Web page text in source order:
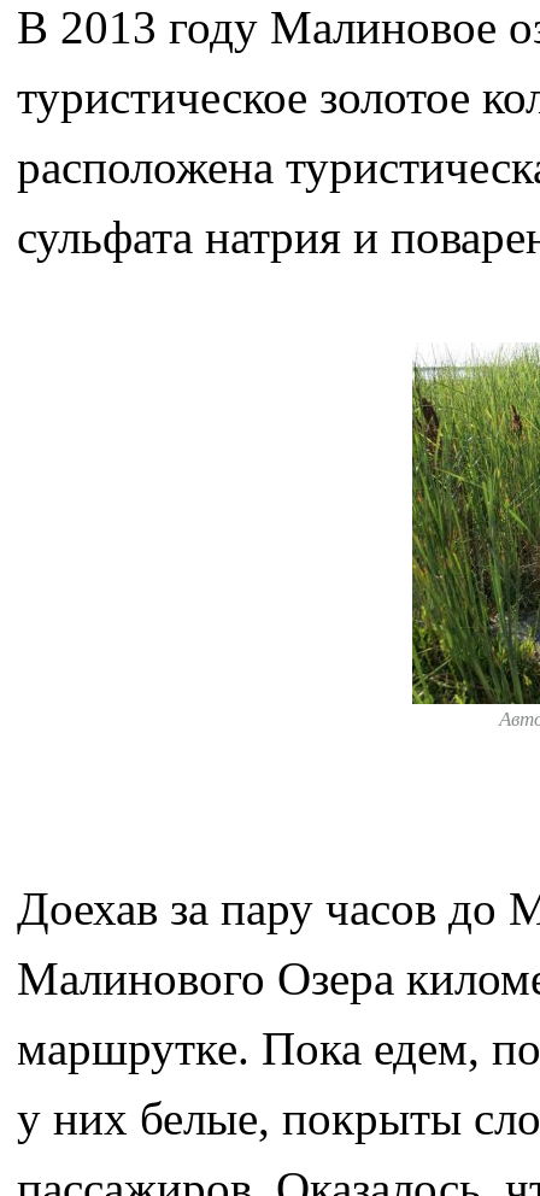
В 2013 году Малиновое
туристическое золотое
расположена
сульфата натрия и
Доехав за пару часов до
Малинового Озера
маршрутке. Пока едем,
у них белые, покрыты